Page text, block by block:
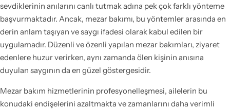
sevdiklerinin anılarını canlı tutmak adına pek çok farklı yönteme
başvurmaktadır. Ancak, mezar bakımı, bu yöntemler arasında en
derin anlam taşıyan ve saygı ifadesi olarak kabul edilen bir
uygulamadır. Düzenli ve özenli yapılan mezar bakımları, ziyaret
edenlere huzur verirken, aynı zamanda ölen kişinin anısına
duyulan saygının da en güzel göstergesidir.
Mezar bakım hizmetlerinin profesyonelleşmesi, ailelerin bu
konudaki endişelerini azaltmakta ve zamanlarını daha verimli